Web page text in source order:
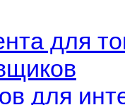
для
для